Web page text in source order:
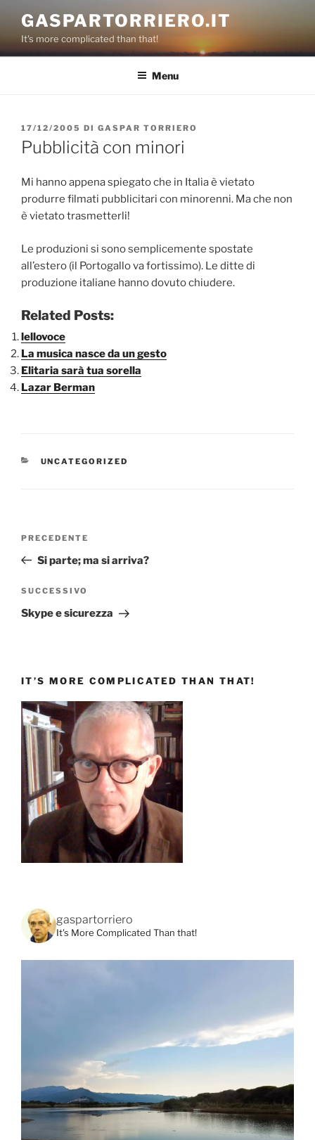
contenuto
GASPARTORRIERO.IT
It's more complicated than that!
Menu
PUBBLICATO
IL
17/12/2005 DI GASPAR TORRIERO
Pubblicità con minori
Mi hanno appena spiegato che in Italia è vietato
produrre filmati pubblicitari con minorenni. Ma che non
è vietato trasmetterli!
Le produzioni si sono semplicemente spostate
all’estero (il Portogallo va fortissimo). Le ditte di
produzione italiane hanno dovuto chiudere.
Related Posts:
lellovoce
La musica nasce da un gesto
Elitaria sarà tua sorella
Lazar Berman
CATEGORIE
UNCATEGORIZED
Articolo
precedente:
PRECEDENTE
Si parte; ma si arriva?
Articolo
successivo
SUCCESSIVO
Skype e sicurezza
IT’S MORE COMPLICATED THAN THAT!
gaspartorriero
It's More Complicated Than that!